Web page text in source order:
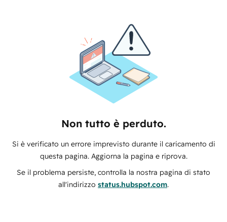
Non tutto è perduto.
Si è verificato un errore imprevisto durante il caricamento di
questa pagina. Aggiorna la pagina e riprova.
Se il problema persiste, controlla la nostra pagina di stato
all'indirizzo status.hubspot.com.